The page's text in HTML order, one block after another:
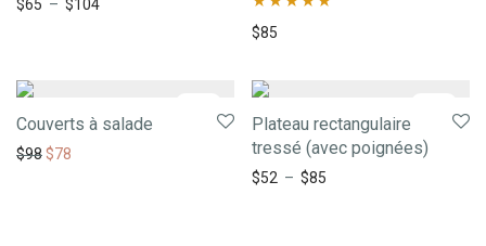
$65 – $104
Note
$85
Couverts à salade
$98$78
Plateau rectangulaire
tressé (avec poignées)
$52 – $85